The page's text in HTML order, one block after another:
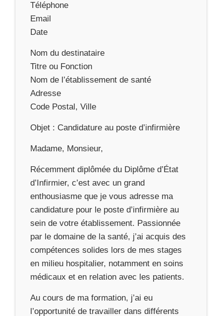
Téléphone
Email
Date
Nom du destinataire
Titre ou Fonction
Nom de l’établissement de santé
Adresse
Code Postal, Ville
Objet : Candidature au poste d’infirmière
Madame, Monsieur,
Récemment diplômée du Diplôme d’État
d’Infirmier, c’est avec un grand
enthousiasme que je vous adresse ma
candidature pour le poste d’infirmière au
sein de votre établissement. Passionnée
par le domaine de la santé, j’ai acquis des
compétences solides lors de mes stages
en milieu hospitalier, notamment en soins
médicaux et en relation avec les patients.
Au cours de ma formation, j’ai eu
l’opportunité de travailler dans différents